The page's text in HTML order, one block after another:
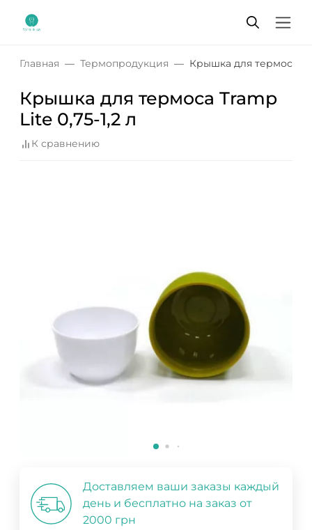
Главная Термопродукция Крышка для термоса
Крышка для термоса Tramp
Lite 0,75-1,2 л
К сравнению
Доставляем ваши заказы каждый
день и бесплатно на заказ от
2000 грн